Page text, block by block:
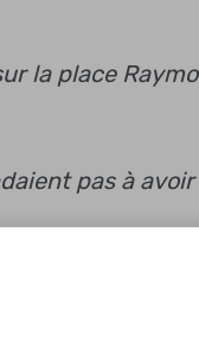
la place
pas à avoir